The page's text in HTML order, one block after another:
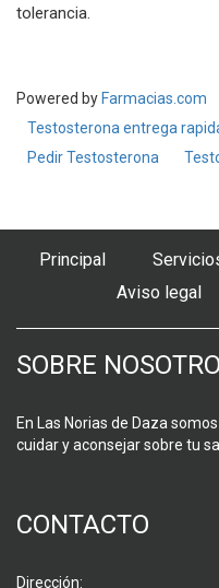
tolerancia.
Powered by Farmacias.com
Testosterona entrega
Pedir Testosterona
Principal
Aviso legal
SOBRE
En Las Norias de Daza
cuidar y aconsejar sobre tu
CONTACTO
Dirección: